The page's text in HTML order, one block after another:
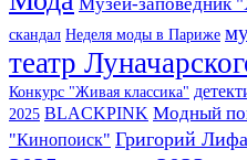
скандал Неделя моды в Париже
театр
Конкурс "Живая классика"
2025 BLACKPINK Модный
"Кинопоиск" Григорий